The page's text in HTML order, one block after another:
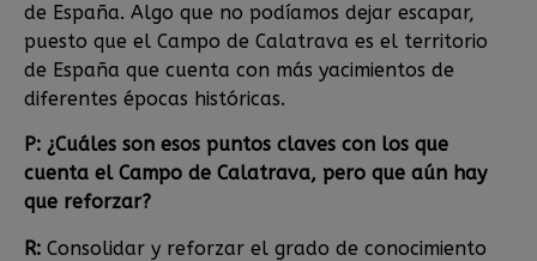
de España. Algo que no podíamos dejar escapar,
puesto que el Campo de Calatrava es el territorio
de España que cuenta con más yacimientos de
diferentes épocas históricas.
P: ¿Cuáles son esos puntos claves con los que
cuenta el Campo de Calatrava, pero que aún hay
que reforzar?
R: Consolidar y reforzar el grado de conocimiento